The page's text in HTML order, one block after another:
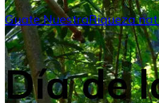
Guate NuestraRiqueza
Día de